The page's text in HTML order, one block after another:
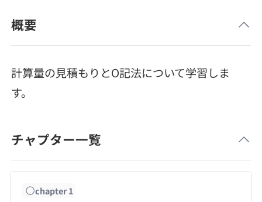
新卒エージェント
イベント・セミナー
就活成功ガイド
4択課題
リファレンス
プラン
個人向けプラン
SQL
メディア
paizaとは？
概要
計算量の見積もりとO記法について学習しま
す。
チャプター一覧
chapter1